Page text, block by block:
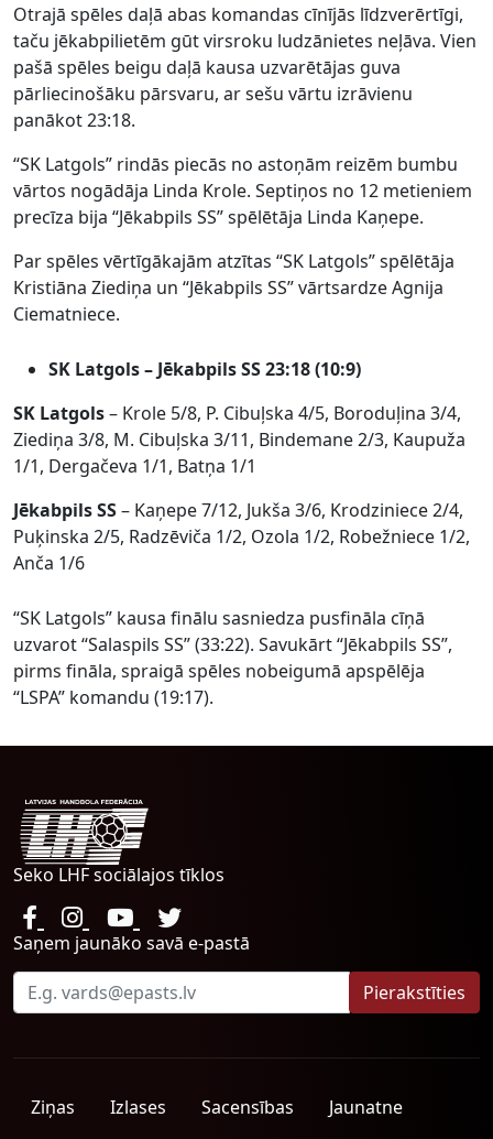
Otrajā spēles daļā abas komandas cīnījās līdzverērtīgi,
taču jēkabpilietēm gūt virsroku ludzānietes neļāva. Vien
pašā spēles beigu daļā kausa uzvarētājas guva
pārliecinošāku pārsvaru, ar sešu vārtu izrāvienu
panākot 23:18.
“SK Latgols” rindās piecās no astoņām reizēm bumbu
vārtos nogādāja Linda Krole. Septiņos no 12 metieniem
precīza bija “Jēkabpils SS” spēlētāja Linda Kaņepe.
Par spēles vērtīgākajām atzītas “SK Latgols” spēlētāja
Kristiāna Ziediņa un “Jēkabpils SS” vārtsardze Agnija
Ciematniece.
SK Latgols – Jēkabpils SS 23:18 (10:9)
SK Latgols– Krole 5/8, P. Cibuļska 4/5, Boroduļina 3/4,
Ziediņa 3/8, M. Cibuļska 3/11, Bindemane 2/3, Kaupuža
1/1, Dergačeva 1/1, Batņa 1/1
Jēkabpils SS– Kaņepe 7/12, Jukša 3/6, Krodziniece 2/4,
Puķinska 2/5, Radzēviča 1/2, Ozola 1/2, Robežniece 1/2,
Anča 1/6
“SK Latgols” kausa finālu sasniedza pusfināla cīņā
uzvarot “Salaspils SS” (33:22). Savukārt “Jēkabpils SS”,
pirms fināla, spraigā spēles nobeigumā apspēlēja
“LSPA” komandu (19:17).
Seko LHF sociālajos tīklos
Saņem jaunāko savā e-pastā
Ziņas Izlases Sacensības Jaunatne